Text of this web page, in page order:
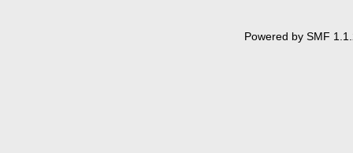
Powered by SMF